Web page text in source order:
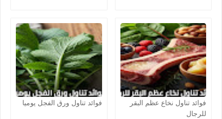
فوائد تناول نخاع عظم البقر
للرجال
فوائد تناول ورق الفجل يوميا